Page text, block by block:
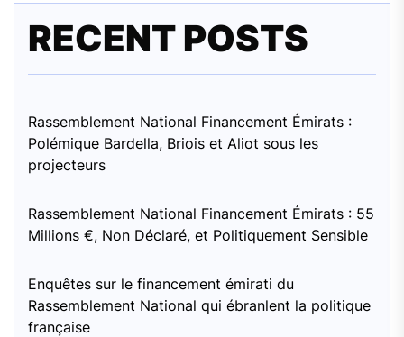
RECENT POSTS
Rassemblement National Financement Émirats :
Polémique Bardella, Briois et Aliot sous les
projecteurs
Rassemblement National Financement Émirats : 55
Millions €, Non Déclaré, et Politiquement Sensible
Enquêtes sur le financement émirati du
Rassemblement National qui ébranlent la politique
française